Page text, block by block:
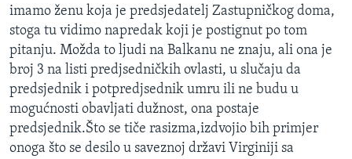
imamo ženu koja je predsjedatelj Zastupničkog doma,
stoga tu vidimo napredak koji je postignut po tom
pitanju. Možda to ljudi na Balkanu ne znaju, ali ona je
broj 3 na listi predjsedničkih ovlasti, u slučaju da
predsjednik i potpredjsednik umru ili ne budu u
mogućnosti obavljati dužnost, ona postaje
predsjednik.Što se tiče rasizma,izdvojio bih primjer
onoga što se desilo u saveznoj državi Virginiji sa